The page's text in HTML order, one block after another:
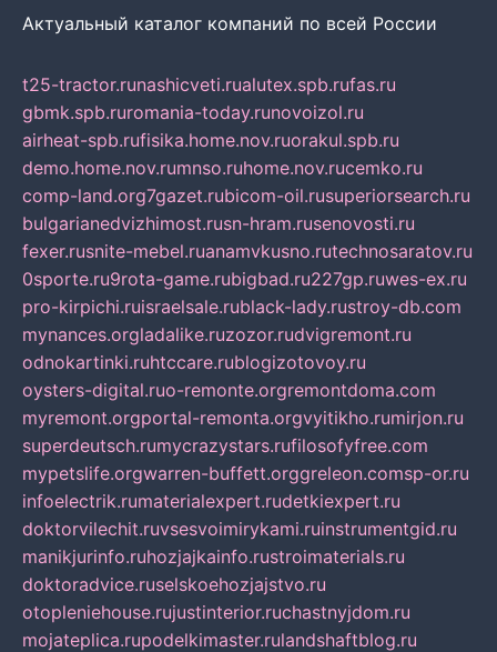
Актуальный каталог компаний по всей России
t25-tractor.runashicveti.rualutex.spb.rufas.ru
gbmk.spb.ruromania-today.runovoizol.ru
airheat-spb.rufisika.home.nov.ruorakul.spb.ru
demo.home.nov.rumnso.ruhome.nov.rucemko.ru
comp-land.org7gazet.rubicom-oil.rusuperiorsearch.ru
bulgarianedvizhimost.rusn-hram.rusenovosti.ru
fexer.rusnite-mebel.ruanamvkusno.rutechnosaratov.ru
0sporte.ru9rota-game.rubigbad.ru227gp.ruwes-ex.ru
pro-kirpichi.ruisraelsale.rublack-lady.rustroy-db.com
mynances.orgladalike.ruzozor.rudvigremont.ru
odnokartinki.ruhtccare.rublogizotovoy.ru
oysters-digital.ruo-remonte.orgremontdoma.com
myremont.orgportal-remonta.orgvyitikho.rumirjon.ru
superdeutsch.rumycrazystars.rufilosofyfree.com
mypetslife.orgwarren-buffett.orggreleon.comsp-or.ru
infoelectrik.rumaterialexpert.rudetkiexpert.ru
doktorvilechit.ruvsesvoimirykami.ruinstrumentgid.ru
manikjurinfo.ruhozjajkainfo.rustroimaterials.ru
doktoradvice.ruselskoehozjajstvo.ru
otopleniehouse.rujustinterior.ruchastnyjdom.ru
mojateplica.rupodelkimaster.rulandshaftblog.ru